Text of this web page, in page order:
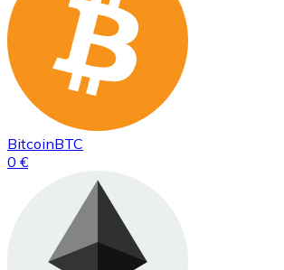
BitcoinBTC
0 €